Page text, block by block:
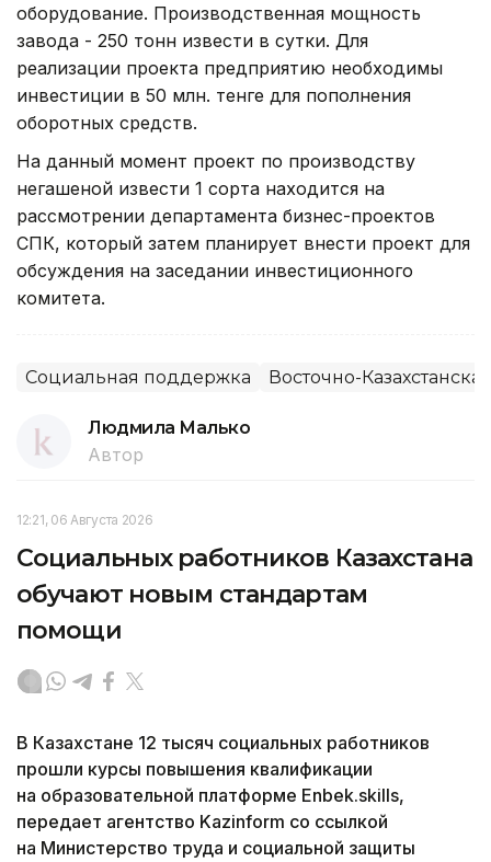
оборудование. Производственная мощность
завода - 250 тонн извести в сутки. Для
реализации проекта предприятию необходимы
инвестиции в 50 млн. тенге для пополнения
оборотных средств.
На данный момент проект по производству
негашеной извести 1 сорта находится на
рассмотрении департамента бизнес-проектов
СПК, который затем планирует внести проект для
обсуждения на заседании инвестиционного
комитета.
Социальная поддержка Восточно-
Людмила Малько
Автор
12:21, 06 Августа 2026
Социальных работников Казахстана
обучают новым стандартам
помощи
В Казахстане 12 тысяч социальных работников
прошли курсы повышения квалификации
на образовательной платформе Enbek.skills,
передает агентство Kazinform со ссылкой
на Министерство труда и социальной защиты